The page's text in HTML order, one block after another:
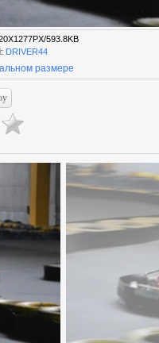
593.8KB
: DRIVER44
размере